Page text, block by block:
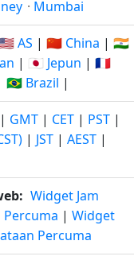
· Mumbai
AS | 🇨🇳 China | 🇮🇳
| 🇯🇵 Jepun | 🇫🇷
🇧🇷 Brazil |
| GMT | CET | PST |
| JST | AEST |
Widget Jam
Percuma | Widget
Percuma